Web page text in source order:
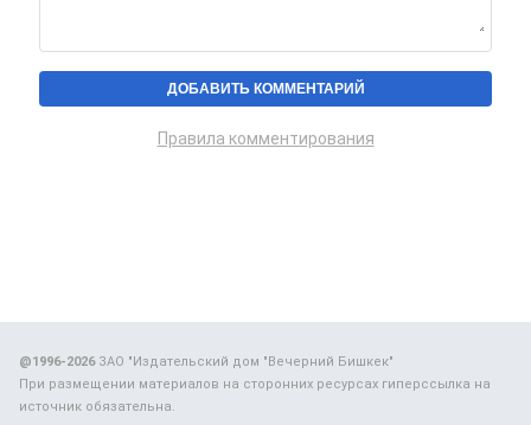
Правила комментирования
@1996-2026ЗАО "Издательский дом "Вечерний Бишкек"
При размещении материалов на сторонних ресурсах гиперссылка на
источник обязательна.